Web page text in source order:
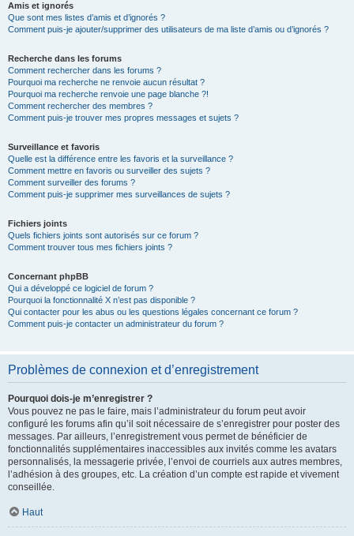
Amis et ignorés
Que sont mes listes d’amis et d’ignorés ?
Comment puis-je ajouter/supprimer des utilisateurs de ma liste d’amis ou d’ignorés ?
Recherche dans les forums
Comment rechercher dans les forums ?
Pourquoi ma recherche ne renvoie aucun résultat ?
Pourquoi ma recherche renvoie une page blanche ?!
Comment rechercher des membres ?
Comment puis-je trouver mes propres messages et sujets ?
Surveillance et favoris
Quelle est la différence entre les favoris et la surveillance ?
Comment mettre en favoris ou surveiller des sujets ?
Comment surveiller des forums ?
Comment puis-je supprimer mes surveillances de sujets ?
Fichiers joints
Quels fichiers joints sont autorisés sur ce forum ?
Comment trouver tous mes fichiers joints ?
Concernant phpBB
Qui a développé ce logiciel de forum ?
Pourquoi la fonctionnalité X n’est pas disponible ?
Qui contacter pour les abus ou les questions légales concernant ce forum ?
Comment puis-je contacter un administrateur du forum ?
Problèmes de connexion et d’enregistrement
Pourquoi dois-je m’enregistrer ?
Vous pouvez ne pas le faire, mais l’administrateur du forum peut avoir
configuré les forums afin qu’il soit nécessaire de s’enregistrer pour poster des
messages. Par ailleurs, l’enregistrement vous permet de bénéficier de
fonctionnalités supplémentaires inaccessibles aux invités comme les avatars
personnalisés, la messagerie privée, l’envoi de courriels aux autres membres,
l’adhésion à des groupes, etc. La création d’un compte est rapide et vivement
conseillée.
Haut